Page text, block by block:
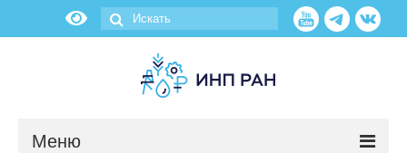
Меню